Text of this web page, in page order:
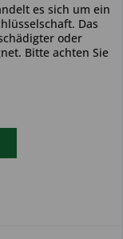
es sich um ein
Das
oder
Bitte achten Sie